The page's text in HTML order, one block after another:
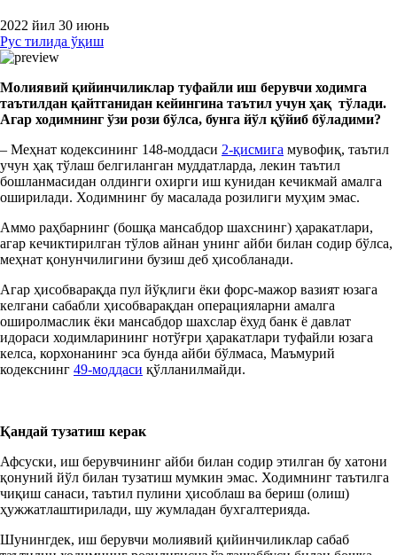
2022 йил 30 июнь
Рус тилида ўқиш
Молиявий қийинчиликлар туфайли иш берувчи ходимга
таътилдан қайтганидан кейингина таътил учун ҳақ тўлади.
Агар ходимнинг ўзи рози бўлса, бунга йўл қўйиб бўладими?
– Меҳнат кодексининг 148-моддаси 2-қисмига мувофиқ, таътил
учун ҳақ тўлаш белгиланган муддатларда, лекин таътил
бошланмасидан олдинги охирги иш кунидан кечикмай амалга
оширилади. Ходимнинг бу масалада розилиги муҳим эмас.
Аммо раҳбарнинг (бошқа мансабдор шахснинг) ҳаракатлари,
агар кечиктирилган тўлов айнан унинг айби билан содир бўлса,
меҳнат қонунчилигини бузиш деб ҳисобланади.
Агар ҳисобварақда пул йўқлиги ёки форс-мажор вазият юзага
келгани сабабли ҳисобварақдан операцияларни амалга
оширолмаслик ёки мансабдор шахслар ёхуд банк ё давлат
идораси ходимларининг нотўғри ҳаракатлари туфайли юзага
келса, корхонанинг эса бунда айби бўлмаса, Маъмурий
кодекснинг 49-моддаси қўлланилмайди.
Қандай тузатиш керак
Афсуски, иш берувчининг айби билан содир этилган бу хатони
қонуний йўл билан тузатиш мумкин эмас. Ходимнинг таътилга
чиқиш санаси, таътил пулини ҳисоблаш ва бериш (олиш)
ҳужжатлаштирилади, шу жумладан бухгалтерияда.
Шунингдек, иш берувчи молиявий қийинчиликлар сабаб